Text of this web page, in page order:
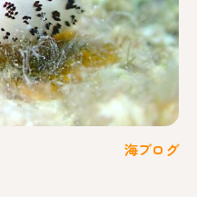
海ブログ